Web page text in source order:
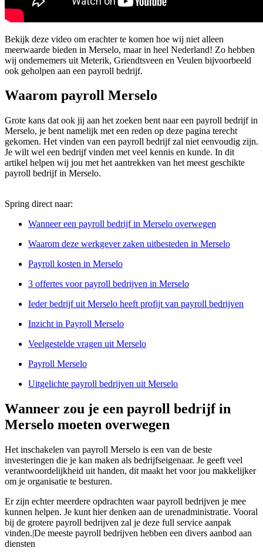
Bekijk deze video om erachter te komen hoe wij niet alleen
meerwaarde bieden in Merselo, maar in heel Nederland! Zo hebben
wij ondernemers uit Meterik, Griendtsveen en Veulen bijvoorbeeld
ook geholpen aan een payroll bedrijf.
Waarom payroll Merselo
Grote kans dat ook jij aan het zoeken bent naar een payroll bedrijf in
Merselo, je bent namelijk met een reden op deze pagina terecht
gekomen. Het vinden van een payroll bedrijf zal niet eenvoudig zijn.
Je wilt wel een bedrijf vinden met veel kennis en kunde. In dit
artikel helpen wij jou met het aantrekken van het meest geschikte
payroll bedrijf in Merselo.
Spring direct naar:
Wanneer een payroll bedrijf in Merselo overwegen
Waarom deze werkgever zaken uitbesteden in Merselo
Payroll kosten in Merselo
3 offertes voor payroll bedrijven in Merselo
Ieder bedrijf uit Merselo heeft profijt van payroll bedrijven
Inzicht in Payroll Merselo
Veelgestelde vragen uit Merselo
Payroll Merselo
Uitgelichte payroll bedrijven uit Merselo
Wanneer zou je een payroll bedrijf in
Merselo moeten overwegen
Het inschakelen van payroll Merselo is een van de beste
investeringen die je kan maken als bedrijfseigenaar. Je geeft veel
verantwoordelijkheid uit handen, dit maakt het voor jou makkelijker
om je organisatie te besturen.
Er zijn echter meerdere opdrachten waar payroll bedrijven je mee
kunnen helpen. Je kunt hier denken aan de urenadministratie. Vooral
bij de grotere payroll bedrijven zal je deze full service aanpak
vinden.|De meeste payroll bedrijven hebben een divers aanbod aan
diensten